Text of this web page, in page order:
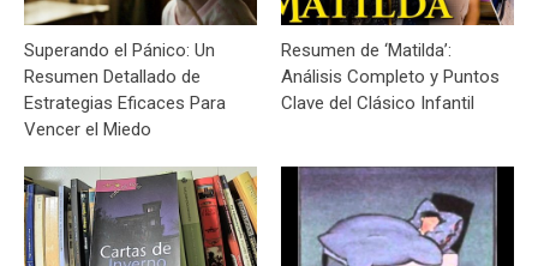
Superando el Pánico: Un
Resumen Detallado de
Estrategias Eficaces Para
Vencer el Miedo
Resumen de ‘Matilda’:
Análisis Completo y Puntos
Clave del Clásico Infantil